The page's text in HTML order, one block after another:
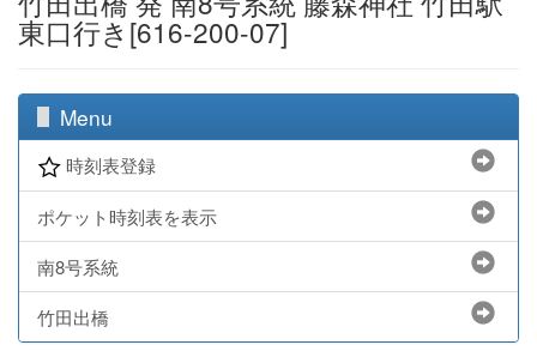
東口行き[616-200-07]
Menu
時刻表登録
ポケット時刻表を表示
南8号系統
竹田出橋